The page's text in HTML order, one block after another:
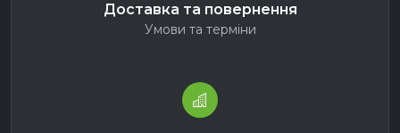
Доставка та повернення
Умови та терміни